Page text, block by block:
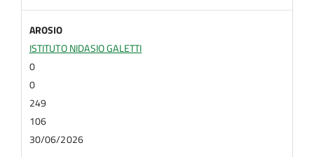
AROSIO
ISTITUTO NIDASIO GALETTI
0
0
249
106
30/06/2026